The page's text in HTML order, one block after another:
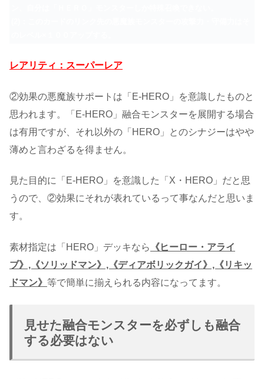
レアリティ：スーパーレア
②効果の悪魔族サポートは「E-HERO」を意識したものと
思われます。「E-HERO」融合モンスターを展開する場合
は有用ですが、それ以外の「HERO」とのシナジーはやや
薄めと言わざるを得ません。
見た目的に「E-HERO」を意識した「X・HERO」だと思
うので、②効果にそれが表れているって事なんだと思いま
す。
素材指定は「HERO」デッキなら
《ヒーロー・アライ
ブ》,《ソリッドマン》,《ディアボリックガイ》,《リキッ
ドマン》 等で簡単に揃えられる内容になってます。
見せた融合モンスターを必ずしも融合
する必要はない